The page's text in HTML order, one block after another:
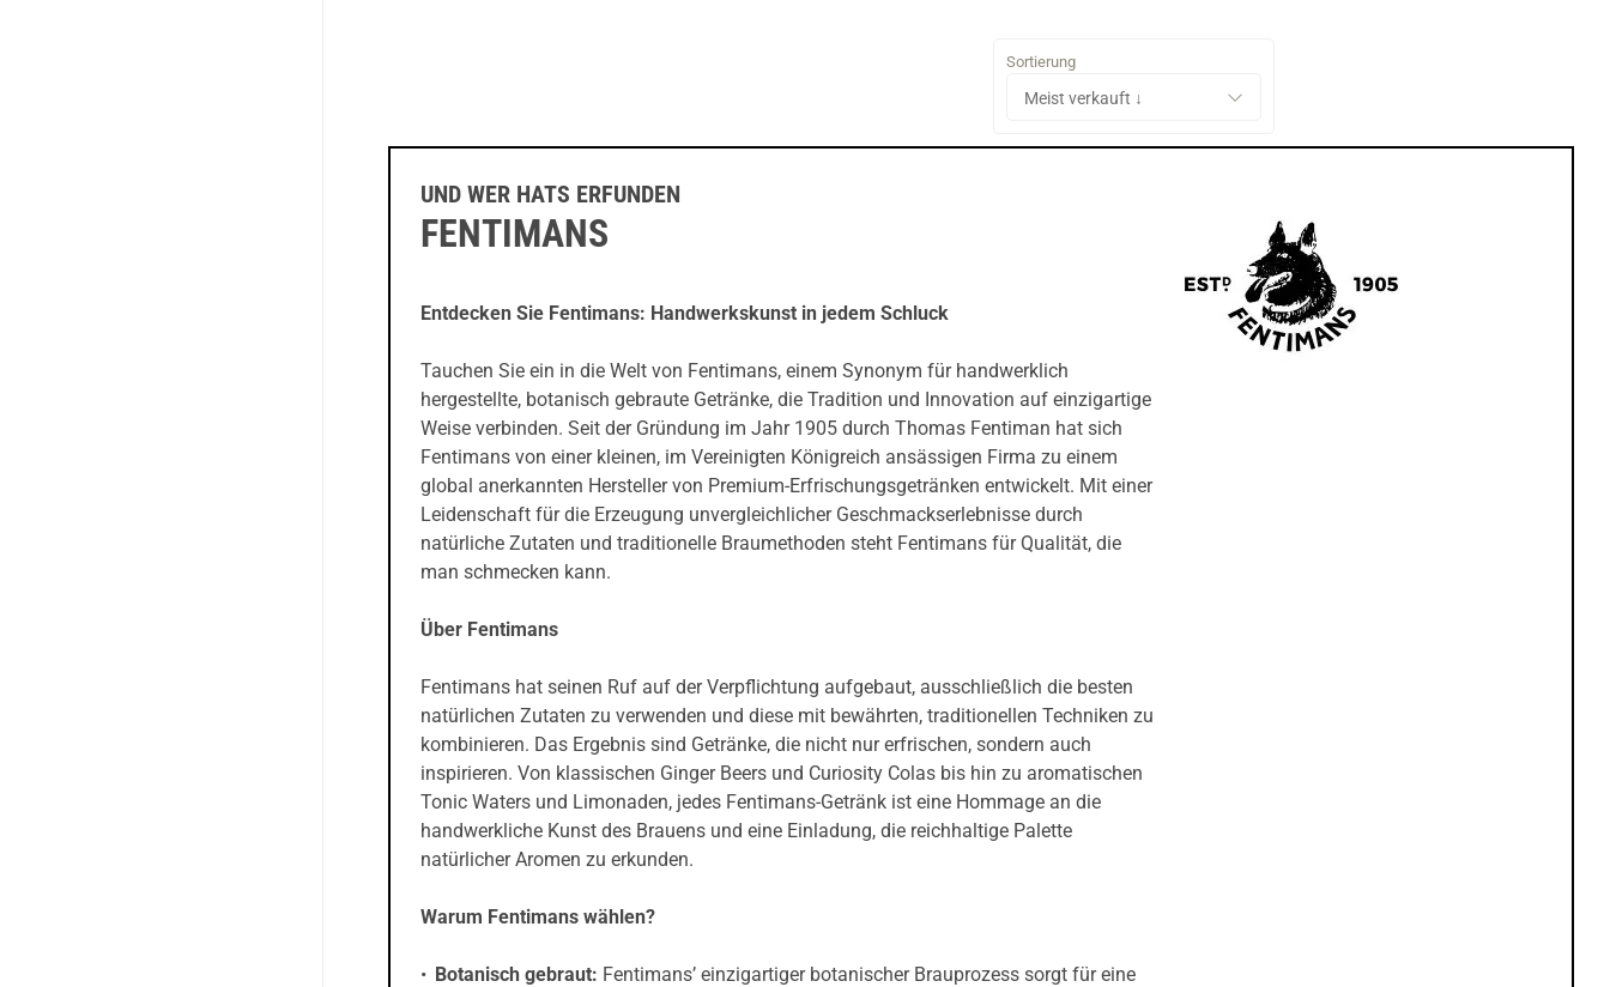
Sortierung
UND WER HATS ERFUNDEN
FENTIMANS
Entdecken Sie Fentimans: Handwerkskunst in jedem Schluck
Tauchen Sie ein in die Welt von Fentimans, einem Synonym für handwerklich
hergestellte, botanisch gebraute Getränke, die Tradition und Innovation auf einzigartige
Weise verbinden. Seit der Gründung im Jahr 1905 durch Thomas Fentiman hat sich
Fentimans von einer kleinen, im Vereinigten Königreich ansässigen Firma zu einem
global anerkannten Hersteller von Premium-Erfrischungsgetränken entwickelt. Mit einer
Leidenschaft für die Erzeugung unvergleichlicher Geschmackserlebnisse durch
natürliche Zutaten und traditionelle Braumethoden steht Fentimans für Qualität, die
man schmecken kann.
Über Fentimans
Fentimans hat seinen Ruf auf der Verpflichtung aufgebaut, ausschließlich die besten
natürlichen Zutaten zu verwenden und diese mit bewährten, traditionellen Techniken zu
kombinieren. Das Ergebnis sind Getränke, die nicht nur erfrischen, sondern auch
inspirieren. Von klassischen Ginger Beers und Curiosity Colas bis hin zu aromatischen
Tonic Waters und Limonaden, jedes Fentimans-Getränk ist eine Hommage an die
handwerkliche Kunst des Brauens und eine Einladung, die reichhaltige Palette
natürlicher Aromen zu erkunden.
Warum Fentimans wählen?
Botanisch gebraut: Fentimans’ einzigartiger botanischer Brauprozess sorgt für eine